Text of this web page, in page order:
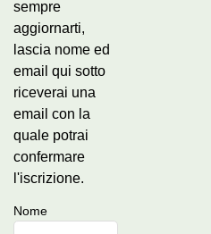
sempre
aggiornarti,
lascia nome ed
email qui sotto
riceverai una
email con la
quale potrai
confermare
l'iscrizione.
Nome